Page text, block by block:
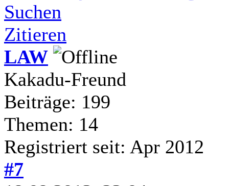
Suchen
Zitieren
LAW
Kakadu-Freund
Beiträge: 199
Themen: 14
Registriert seit: Apr 2012
#7